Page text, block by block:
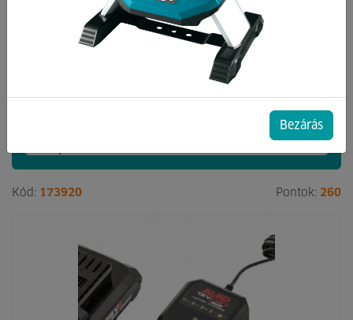
Akku csomag
Kód: 173920 Pontok: 260
Bezárás